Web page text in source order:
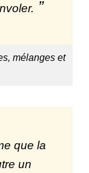
mélanges et
que la
un